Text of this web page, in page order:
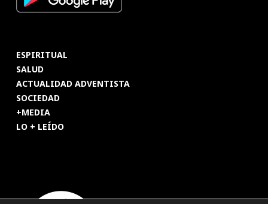
ESPIRITUAL
SALUD
ACTUALIDAD ADVENTISTA
SOCIEDAD
+MEDIA
LO + LEÍDO